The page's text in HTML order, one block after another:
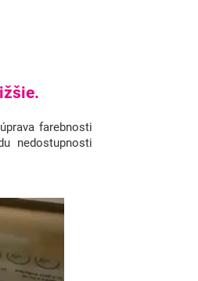
farebnosti
nedostupnosti